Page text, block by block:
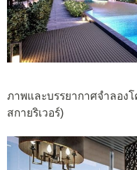
ภาพและบรรยากาศจำลอง
สกายริเวอร์)